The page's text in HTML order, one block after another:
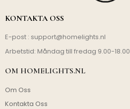
KONTAKTA OSS
E-post : support@homelights.nl
Arbetstid: Måndag till fredag 9.00-18.00
OM HOMELIGHTS.NL
Om Oss
Kontakta Oss